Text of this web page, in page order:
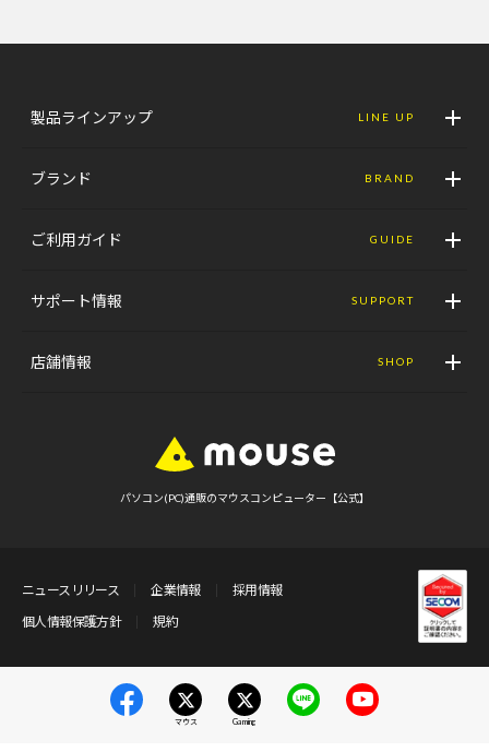
製品ラインアップ LINE UP
ブランド BRAND
ご利用ガイド GUIDE
サポート情報 SUPPORT
店舗情報 SHOP
パソコン(PC)通販のマウスコンピューター【公式】
ニュースリリース 企業情報
採用情報
個人情報保護方針
規約
マウス Gaming